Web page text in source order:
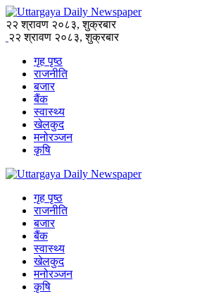
२२ श्रावण २०८३, शुक्रबार
२२ श्रावण २०८३, शुक्रबार
गृह पृष्ठ
राजनीति
बजार
बैंक
स्वास्थ्य
खेलकुद
मनोरञ्जन
कृषि
गृह पृष्ठ
राजनीति
बजार
बैंक
स्वास्थ्य
खेलकुद
मनोरञ्जन
कृषि